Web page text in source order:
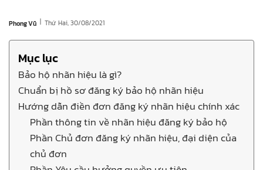
Phong Vũ | Thứ Hai, 30/08/2021
Mục lục
Bảo hộ nhãn hiệu là gì?
Chuẩn bị hồ sơ đăng ký bảo hộ nhãn hiệu
Hướng dẫn điền đơn đăng ký nhãn hiệu chính xác
Phần thông tin về nhãn hiệu đăng ký bảo hộ
Phần Chủ đơn đăng ký nhãn hiệu, đại diện của
chủ đơn